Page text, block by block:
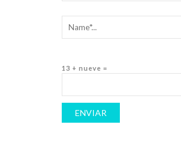
13 + nueve =